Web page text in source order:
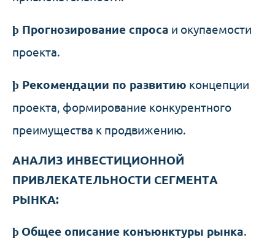
þ Прогнозирование спроса и окупаемости
проекта.
þ Рекомендации по развитию концепции
проекта, формирование конкурентного
преимущества к продвижению.
АНАЛИЗ ИНВЕСТИЦИОННОЙ
ПРИВЛЕКАТЕЛЬНОСТИ СЕГМЕНТА
РЫНКА:
þ Общее описание конъюнктуры рынка.